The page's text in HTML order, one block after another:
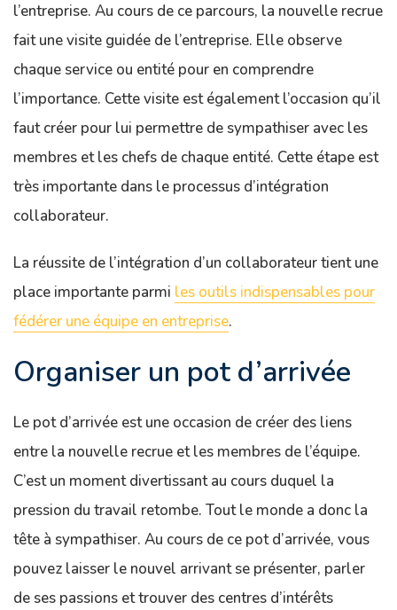
l’entreprise. Au cours de ce parcours, la nouvelle recrue
fait une visite guidée de l’entreprise. Elle observe
chaque service ou entité pour en comprendre
l’importance. Cette visite est également l’occasion qu’il
faut créer pour lui permettre de sympathiser avec les
membres et les chefs de chaque entité. Cette étape est
très importante dans le processus d’intégration
collaborateur.
La réussite de l’intégration d’un collaborateur tient une
place importante parmi les outils indispensables pour
fédérer une équipe en entreprise.
Organiser un pot d’arrivée
Le pot d’arrivée est une occasion de créer des liens
entre la nouvelle recrue et les membres de l’équipe.
C’est un moment divertissant au cours duquel la
pression du travail retombe. Tout le monde a donc la
tête à sympathiser. Au cours de ce pot d’arrivée, vous
pouvez laisser le nouvel arrivant se présenter, parler
de ses passions et trouver des centres d’intérêts